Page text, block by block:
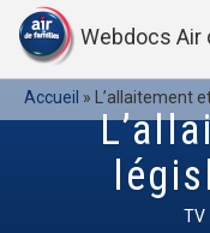
Webdocs Air
Accueil » L’allaitement
TV